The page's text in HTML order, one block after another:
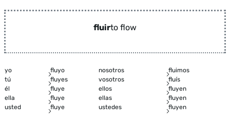
fluirto flow
yo fluyo nosotros
fluimos
tú
fluyes vosotros
fluís
él
fluye ellos
fluyen
ella
fluye ellas
fluyen
usted
fluye ustedes fluyen